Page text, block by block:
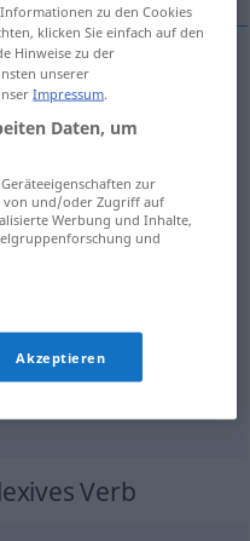
Verb
zu den Cookies
klicken Sie einfach auf den
Hinweise zu der
unserer
Impressum.
Daten, um
zur
von und/oder Zugriff auf
Werbung und Inhalte,
und
Akzeptieren